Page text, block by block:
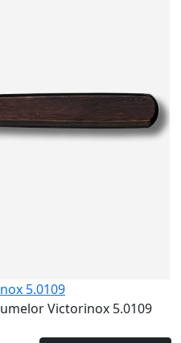
5.0109
Victorinox 5.0109